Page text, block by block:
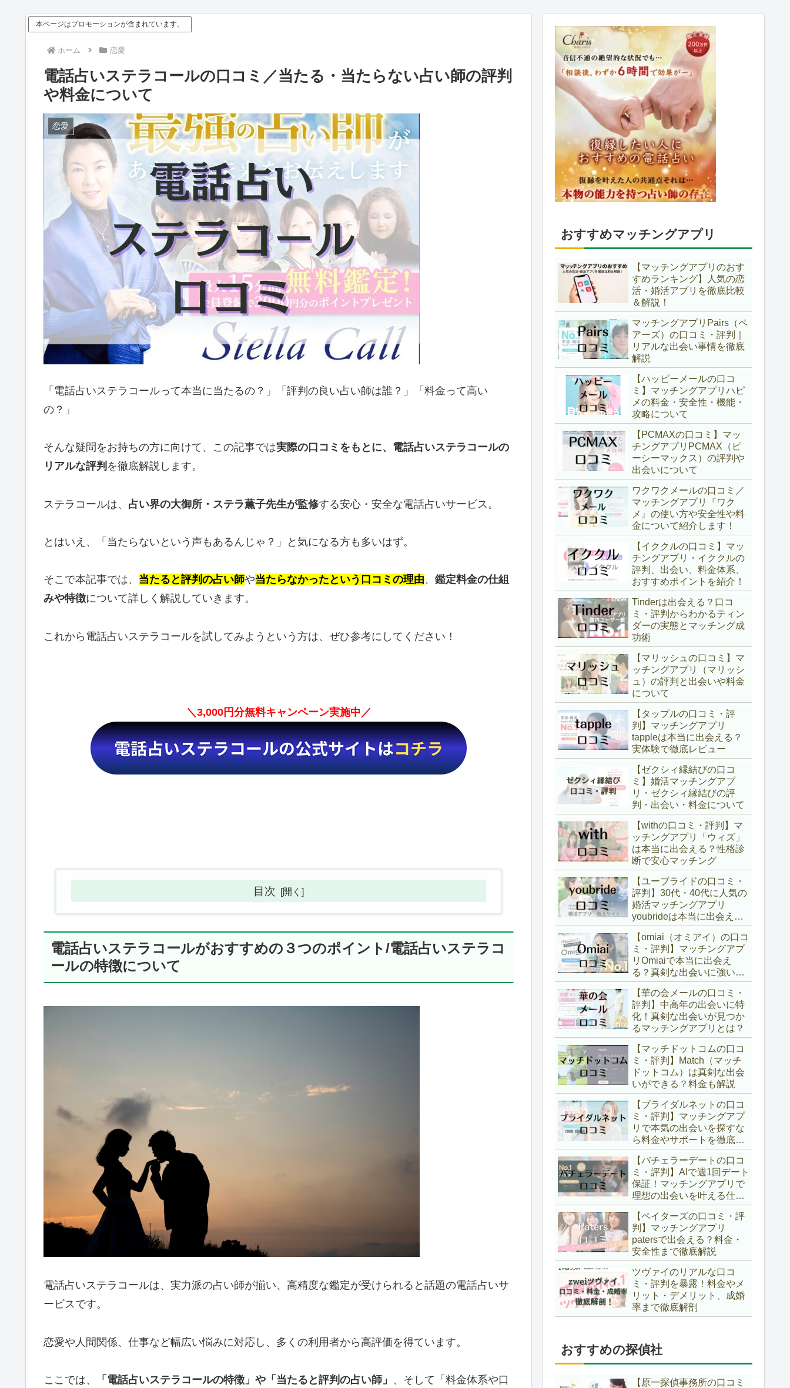
本ページはプロモーションが含まれています。
ホーム 恋愛
電話占いステラコールの口コミ／当たる・当たらない占い師の評判
や料金について
恋愛
「電話占いステラコールって本当に当たるの？」「評判の良い占い師は誰？」「料金って高い
の？」
そんな疑問をお持ちの方に向けて、この記事では実際の口コミをもとに、電話占いステラコールの
リアルな評判 を徹底解説します。
ステラコールは、 占い界の大御所・ステラ薫子先生が監修する安心・安全な電話占いサービス。
とはいえ、「当たらないという声もあるんじゃ？」と気になる方も多いはず。
そこで本記事では、 当たると評判の占い師や当たらなかったという口コミの理由、 鑑定料金の仕組
みや特徴について詳しく解説していきます。
これから電話占いステラコールを試してみようという方は、ぜひ参考にしてください！
＼3,000円分無料キャンペーン実施中／
目次
電話占いステラコールがおすすめの３つのポイント/電話占いステラコ
ールの特徴について
電話占いステラコールは、実力派の占い師が揃い、高精度な鑑定が受けられると話題の電話占いサ
ービスです。
恋愛や人間関係、仕事など幅広い悩みに対応し、多くの利用者から高評価を得ています。
ここでは、 「電話占いステラコールの特徴」や「当たると評判の占い師」 、そして「料金体系や口
おすすめマッチングアプリ
【マッチングアプリのおす
すめランキング】人気の恋
活・婚活アプリを徹底比較
＆解説！
マッチングアプリPairs（ペ
アーズ）の口コミ・評判｜
リアルな出会い事情を徹底
解説
【ハッピーメールの口コ
ミ】マッチングアプリハピ
メの料金・安全性・機能・
攻略について
【PCMAXの口コミ】マッ
チングアプリPCMAX（ピ
ーシーマックス）の評判や
出会いについて
ワクワクメールの口コミ／
マッチングアプリ『ワク
メ』の使い方や安全性や料
金について紹介します！
【イククルの口コミ】マッ
チングアプリ・イククルの
評判、出会い、料金体系、
おすすめポイントを紹介！
Tinderは出会える？口コ
ミ・評判からわかるティン
ダーの実態とマッチング成
功術
【マリッシュの口コミ】マ
ッチングアプリ（マリッシ
ュ）の評判と出会いや料金
について
【タップルの口コミ・評
判】マッチングアプリ
tappleは本当に出会える？
実体験で徹底レビュー
【ゼクシィ縁結びの口コ
ミ】婚活マッチングアプ
リ・ゼクシィ縁結びの評
判・出会い・料金について
【withの口コミ・評判】マ
ッチングアプリ「ウィズ」
は本当に出会える？性格診
断で安心マッチング
【ユーブライドの口コミ・
評判】30代・40代に人気の
婚活マッチングアプリ
youbrideは本当に出会え
る？
【omiai（オミアイ）の口コ
ミ・評判】マッチングアプ
リOmiaiで本当に出会え
る？真剣な出会いに強い理
由
【華の会メールの口コミ・
評判】中高年の出会いに特
化！真剣な出会いが見つか
るマッチングアプリとは？
【マッチドットコムの口コ
ミ・評判】Match（マッチ
ドットコム）は真剣な出会
いができる？料金も解説
【ブライダルネットの口コ
ミ・評判】マッチングアプ
リで本気の出会いを探すな
ら料金やサポートを徹底解
説
【バチェラーデートの口コ
ミ・評判】AIで週1回デート
保証！マッチングアプリで
理想の出会いを叶える仕組
みと料金を徹底解説
【ペイターズの口コミ・評
判】マッチングアプリ
patersで出会える？料金・
安全性まで徹底解説
ツヴァイのリアルな口コ
ミ・評判を暴露！料金やメ
リット・デメリット、成婚
率まで徹底解剖
おすすめの探偵社
【原一探偵事務所の口コミ